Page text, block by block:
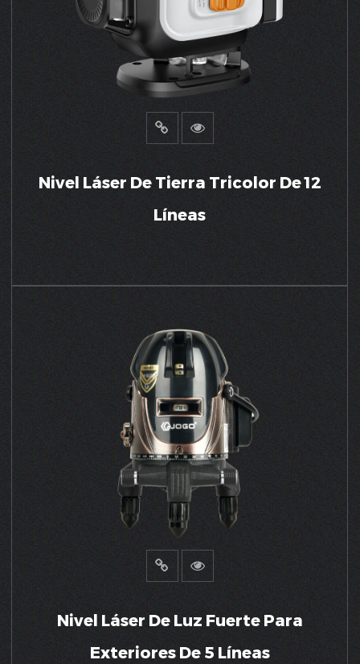
Nivel Láser De Tierra Tricolor De 12
Líneas
VER MÁS
Nivel Láser De Luz Fuerte Para
Exteriores De 5 Líneas